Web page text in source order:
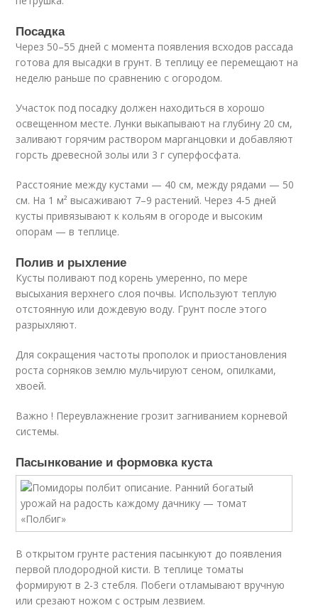
Посадка
Через 50–55 дней с момента появления всходов рассада
готова для высадки в грунт. В теплицу ее перемещают на
неделю раньше по сравнению с огородом.
Участок под посадку должен находиться в хорошо
освещенном месте. Лунки выкапывают на глубину 20 см,
заливают горячим раствором марганцовки и добавляют
горсть древесной золы или 3 г суперфосфата.
Расстояние между кустами — 40 см, между рядами — 50
см. На 1 м² высаживают 7–9 растений. Через 4-5 дней
кусты привязывают к кольям в огороде и высоким
опорам — в теплице.
Полив и рыхление
Кусты поливают под корень умеренно, по мере
высыхания верхнего слоя почвы. Используют теплую
отстоянную или дождевую воду. Грунт после этого
разрыхляют.
Для сокращения частоты прополок и приостановления
роста сорняков землю мульчируют сеном, опилками,
хвоей.
Важно ! Переувлажнение грозит загниванием корневой
системы.
Пасынкование и формовка куста
В открытом грунте растения пасынкуют до появления
первой плодородной кисти. В теплице томаты
формируют в 2-3 стебля. Побеги отламывают вручную
или срезают ножом с острым лезвием.